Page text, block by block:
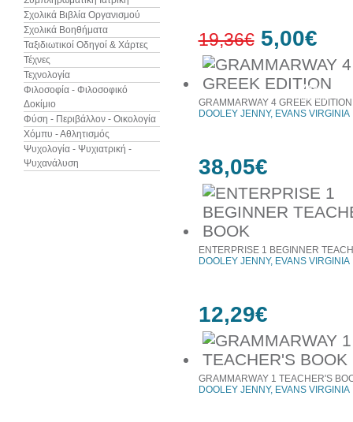
Σχολικά Βιβλία Οργανισμού
Σχολικά Βοηθήματα
Ταξιδιωτικοί Οδηγοί & Χάρτες
Τέχνες
Τεχνολογία
Φιλοσοφία - Φιλοσοφικό
Δοκίμιο
Φύση - Περιβάλλον - Οικολογία
Χόμπυ - Αθλητισμός
Ψυχολογία - Ψυχιατρική -
Ψυχανάλυση
74%
έκπτωση
19,36€ 5,00€
GRAMMARWAY 4 GREEK EDITION
DOOLEY JENNY, EVANS VIRGINIA
38,05€
ENTERPRISE 1 BEGINNER
DOOLEY JENNY, EVANS VIRGINIA
12,29€
GRAMMARWAY 1 TEACHER'S
DOOLEY JENNY, EVANS VIRGINIA